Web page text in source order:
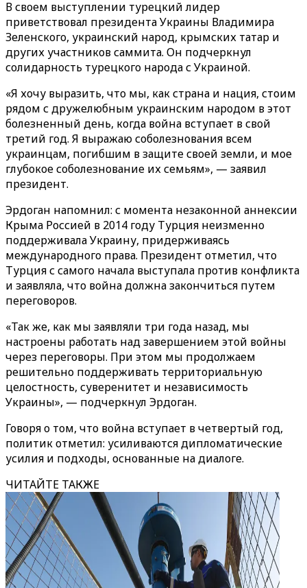
В своем выступлении турецкий лидер
приветствовал президента Украины Владимира
Зеленского, украинский народ, крымских татар и
других участников саммита. Он подчеркнул
солидарность турецкого народа с Украиной.
«Я хочу выразить, что мы, как страна и нация, стоим
рядом с дружелюбным украинским народом в этот
болезненный день, когда война вступает в свой
третий год. Я выражаю соболезнования всем
украинцам, погибшим в защите своей земли, и мое
глубокое соболезнование их семьям», — заявил
президент.
Эрдоган напомнил: с момента незаконной аннексии
Крыма Россией в 2014 году Турция неизменно
поддерживала Украину, придерживаясь
международного права. Президент отметил, что
Турция с самого начала выступала против конфликта
и заявляла, что война должна закончиться путем
переговоров.
«Так же, как мы заявляли три года назад, мы
настроены работать над завершением этой войны
через переговоры. При этом мы продолжаем
решительно поддерживать территориальную
целостность, суверенитет и независимость
Украины», — подчеркнул Эрдоган.
Говоря о том, что война вступает в четвертый год,
политик отметил: усиливаются дипломатические
усилия и подходы, основанные на диалоге.
ЧИТАЙТЕ ТАКЖЕ